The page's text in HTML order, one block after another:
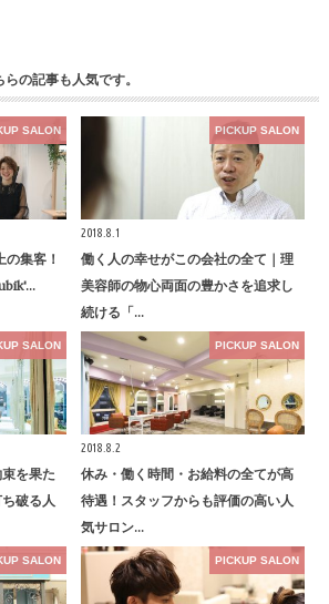
らの記事も人気です。
SALON
集客！
PICKUP SALON
2018.8.1
働く人の幸せがこの会社の全て｜理
美容師の物心両面の豊かさを追求し
続ける「…
SALON
を果た
破る人
PICKUP SALON
2018.8.2
休み・働く時間・お給料の全てが高
待遇！スタッフからも評価の高い人
気サロン…
SALON PICKUP SALON